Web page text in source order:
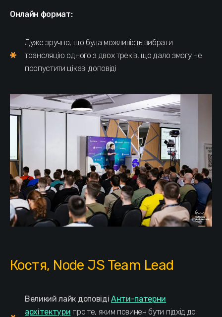
Онлайн формат:
Дуже зручно, що була можливість вибрати
трансляцію одного з двох треків, що дало змогу не
пропустити цікаві доповіді
Костя, Node JS Team Lead
Великий лайк доповіді Анти-патерни
архітектури про те, яким повинен бути підхід до